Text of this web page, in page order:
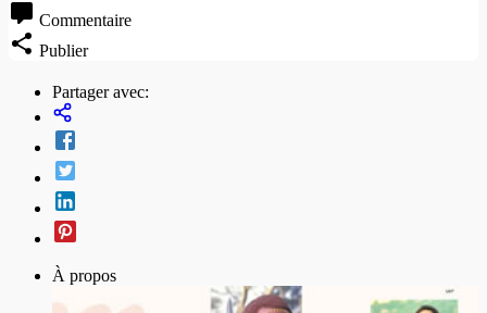
Commentaire
Publier
Partager avec:
À propos